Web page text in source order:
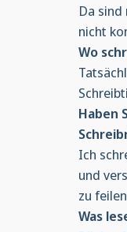
Da sind
nicht
Wo
Haben
Ich
und
zu
Was